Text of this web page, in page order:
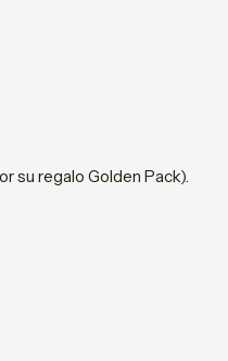
su regalo Golden Pack).